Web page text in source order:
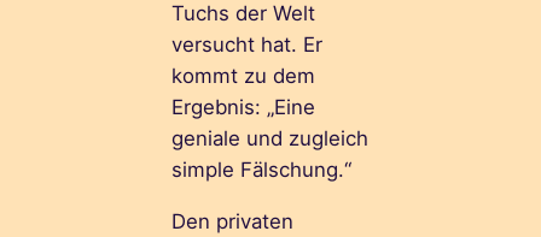
Tuchs der Welt
versucht hat. Er
kommt zu dem
Ergebnis: „Eine
geniale und zugleich
simple Fälschung.“
Den privaten